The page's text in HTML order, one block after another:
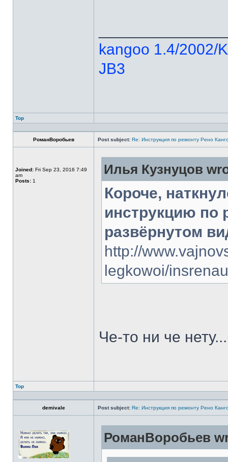
kangoo 1.4/2002/
JB3
Top
РоманВоробьев Post subject: Re: Инструкция по ремонту Рено
Joined: Fri Sep 23, 2016 7:49
am
Posts: 1
Илья Кузнуцов
Короче,
инструкцию по
развёрнутом
http://
legkowoi/
Че-то ни че
Top
demivale Post subject: Re: Инструкция по ремонту Рено
РоманВоробьев